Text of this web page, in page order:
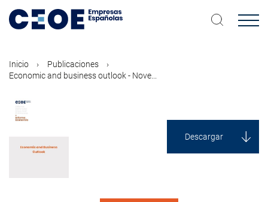
contenido
Inicio
Publicaciones
Economic and business outlook - Nove...
Descargar